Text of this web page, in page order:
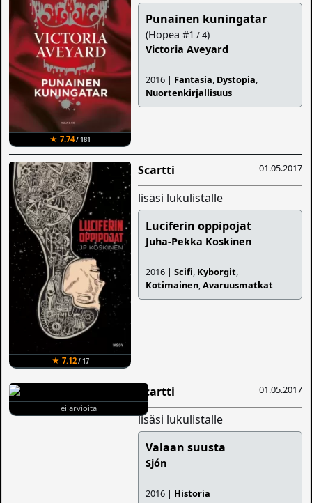
★ 7.74/ 181
Punainen kuningatar
(Hopea #1 / 4)
Victoria Aveyard
2016 | Fantasia, Dystopia,
Nuortenkirjallisuus
★ 7.12/ 17
01.05.2017
Scartti
lisäsi lukulistalle
Luciferin oppipojat
Juha-Pekka Koskinen
2016 |Scifi, Kyborgit,
Kotimainen,Avaruusmatkat
ei arvioita
01.05.2017
Scartti
lisäsi lukulistalle
Valaan suusta
Sjón
2016 | Historia